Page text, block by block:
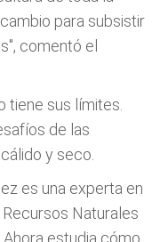
para subsistir
comentó el
tiene sus límites.
de las
y seco.
es una experta en
Naturales
Ahora estudia cómo